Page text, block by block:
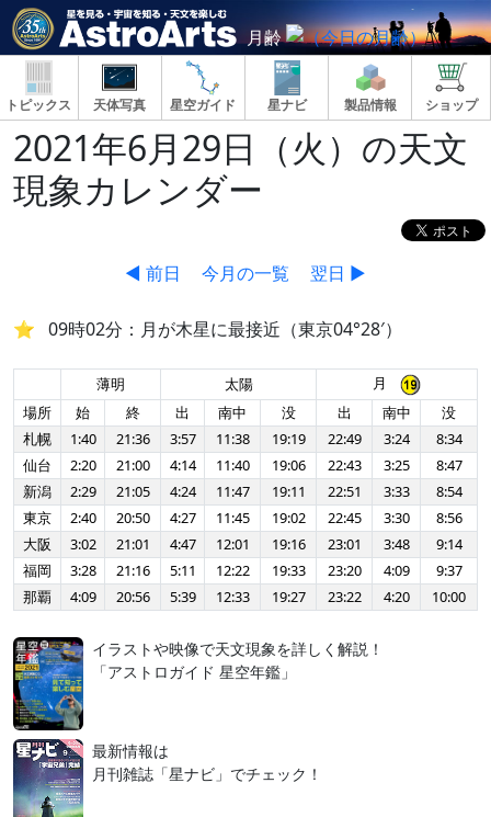
月齢
トピックス 天体写真 星空ガイド 星ナビ 製品情報 ショップ
2021年6月29日（火）の天文
現象カレンダー
◀ 前日 今月の一覧 翌日 ▶
09時02分：月が木星に最接近（東京04°28′）
薄明 太陽
月
場所
始 終 出 南中 没 出 南中
没
札幌
1:40 21:36 3:57 11:38 19:19 22:49 3:24
8:34
仙台
2:20 21:00 4:14 11:40 19:06 22:43 3:25
8:47
新潟
2:29 21:05 4:24 11:47 19:11 22:51 3:33
8:54
東京
2:40 20:50 4:27 11:45 19:02 22:45 3:30
8:56
大阪
3:02 21:01 4:47 12:01 19:16 23:01 3:48
9:14
福岡
3:28 21:16 5:11 12:22 19:33 23:20 4:09
9:37
那覇
4:09 20:56 5:39 12:33 19:27 23:22 4:20 10:00
イラストや映像で天文現象を詳しく解説！
「アストロガイド 星空年鑑」
最新情報は
月刊雑誌「星ナビ」でチェック！